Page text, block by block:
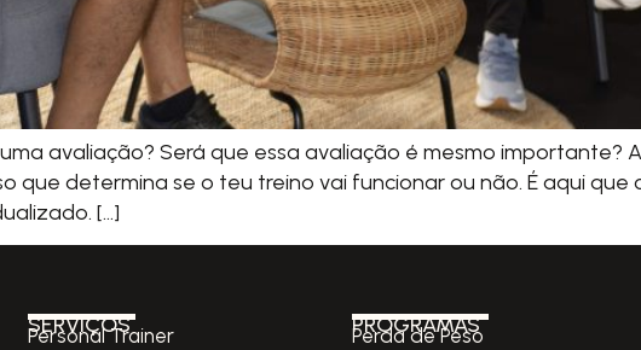
avaliação? Será que essa avaliação é mesmo importante?
que determina se o teu treino vai funcionar ou não. É aqui que
[…]
SERVIÇOS
Personal Trainer PROGRAMAS
Perda de Peso